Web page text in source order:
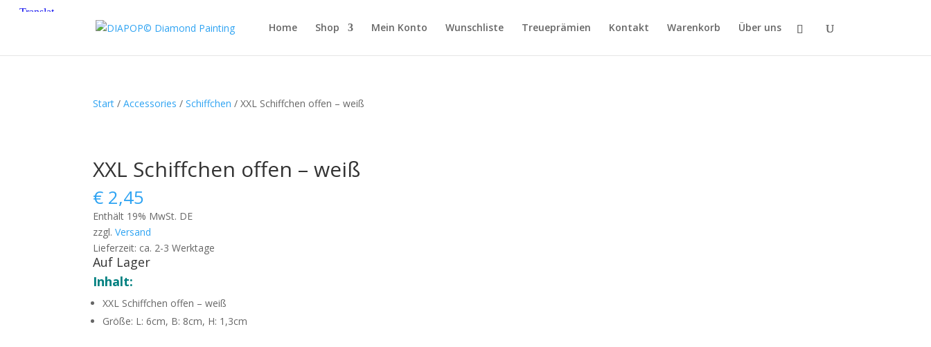
Home Shop Mein Konto Wunschliste Treueprämien Kontakt Warenkorb Über uns
Start /Accessories /Schiffchen / XXL Schiffchen offen – weiß
XXL Schiffchen offen – weiß
€ 2,45
Enthält 19% MwSt. DE
zzgl.Versand
Lieferzeit: ca. 2-3 Werktage
Auf Lager
Inhalt:
XXL Schiffchen offen – weiß
Größe: L: 6cm, B: 8cm, H: 1,3cm